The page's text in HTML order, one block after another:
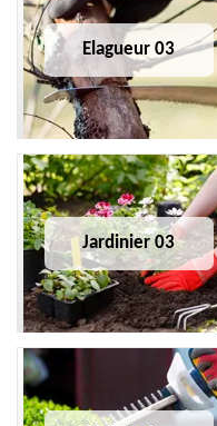
Elagueur 03
Jardinier 03